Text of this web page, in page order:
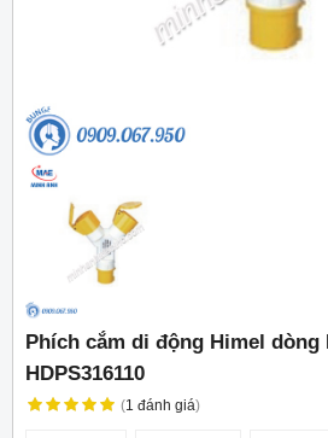
Phích cắm di động Himel dòng
HDPS316110
(1 đánh giá)